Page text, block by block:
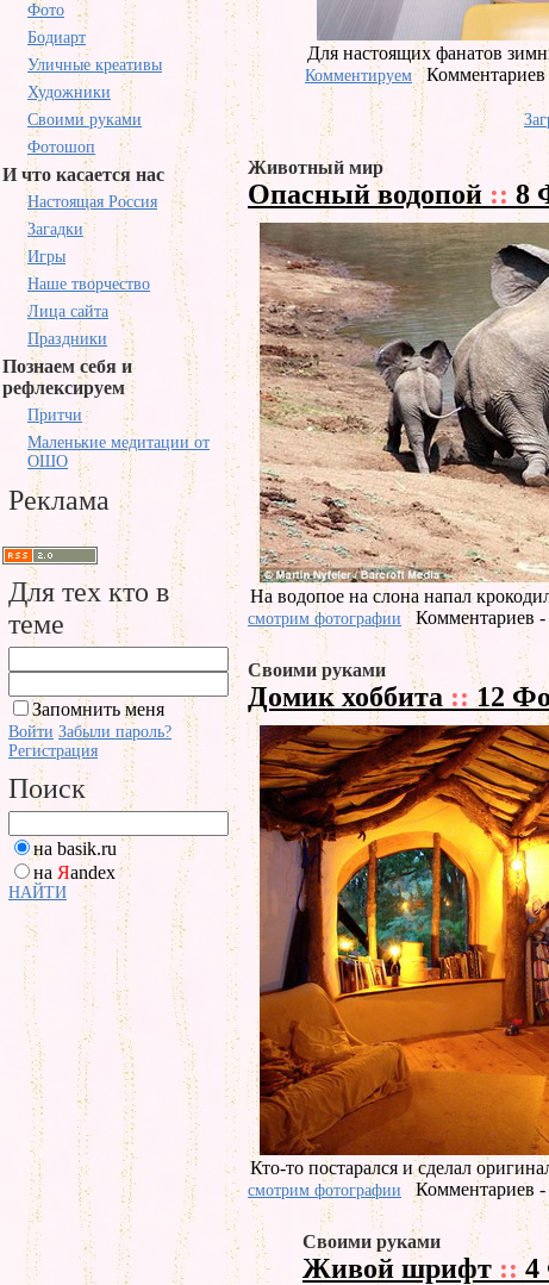
Фото
Бодиарт
Уличные креативы
Художники
Своими руками
Фотошоп
И что касается нас
Настоящая Россия
Загадки
Игры
Наше творчество
Лица сайта
Праздники
Познаем себя и
рефлексируем
Притчи
Маленькие медитации от
ОШО
Реклама
Для тех кто в
теме
Запомнить меня
Войти Забыли пароль?
Регистрация
Поиск
на basik.ru
на Яandex
НАЙТИ
Для настоящих фанатов
Комментируем Комментариев
Животный мир
Опасный водопой :: 8
На водопое на слона напал
смотрим фотографии Комментариев -
Своими руками
Домик хоббита :: 12
Кто-то постарался и сделал
смотрим фотографии Комментариев -
Своими руками
Живой шрифт ::4